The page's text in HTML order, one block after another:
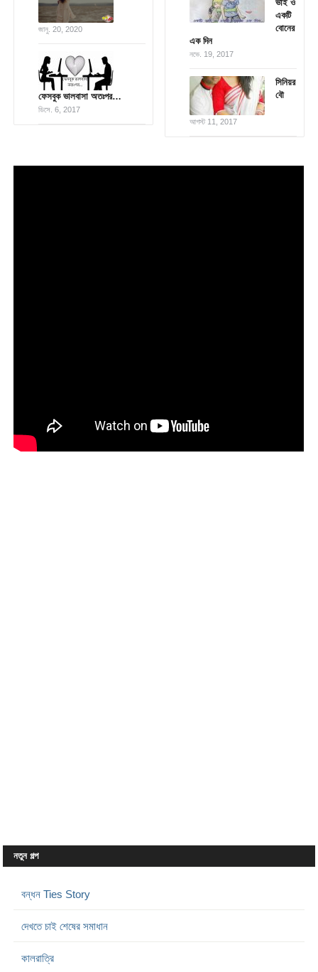
জানু. 20, 2020
ফেসবুক ভালবাসা অতঃপর…
ডিসে. 6, 2017
ভাই ও
একটি
বোনের
এক দিন
নভে. 19, 2017
সিনিয়র
বৌ
আগস্ট 11, 2017
নতুন গল্প
বন্ধন Ties Story
দেখতে চাই শেষের সমাধান
কালরাত্রি